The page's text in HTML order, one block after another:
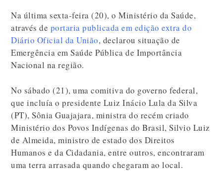
Na última sexta-feira (20), o Ministério da Saúde,
através de portaria publicada em edição extra do
Diário Oficial da União, declarou situação de
Emergência em Saúde Pública de Importância
Nacional na região.
No sábado (21), uma comitiva do governo federal,
que incluía o presidente Luiz Inácio Lula da Silva
(PT), Sônia Guajajara, ministra do recém criado
Ministério dos Povos Indígenas do Brasil, Silvio Luiz
de Almeida, ministro de estado dos Direitos
Humanos e da Cidadania, entre outros, encontraram
uma terra arrasada quando chegaram ao local.